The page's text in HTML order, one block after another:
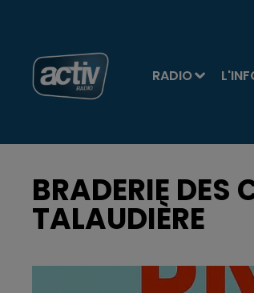
RADIO
BRADERIE DES
TALAUDIÈRE